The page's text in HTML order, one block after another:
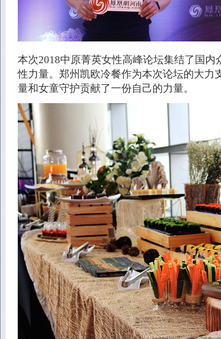
本次2018中原菁英女性高峰论坛集结了国内
性力量。郑州凯欧冷餐作为本次论坛的大力
量和女童守护贡献了一份自己的力量。